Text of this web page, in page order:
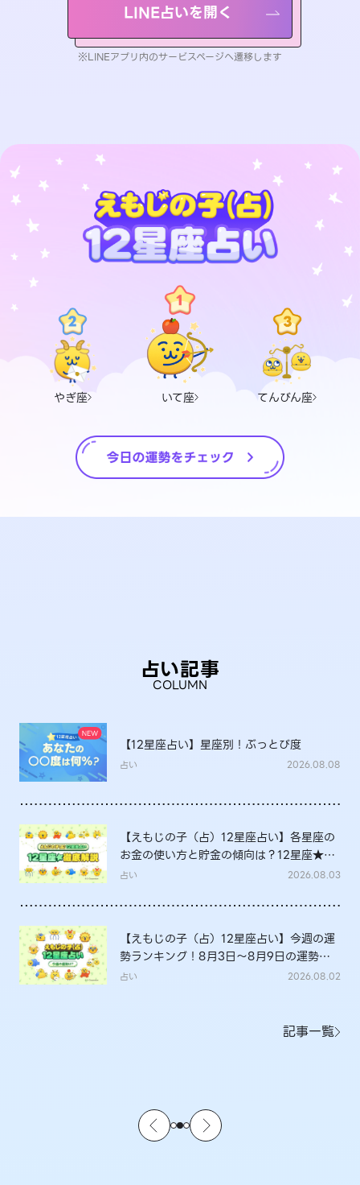
LINE占いを開く
※LINEアプリ内のサービスページへ遷移します
やぎ座 いて座 てんびん座
占い記事
COLUMN
【12星座占い】星座別！ぶっとび度
占い 2026.08.08
【えもじの子（占）12星座占い】各星座の
お金の使い方と貯金の傾向は？12星座★徹
底解説
占い 2026.08.03
【えもじの子（占）12星座占い】今週の運
勢ランキング！8月3日～8月9日の運勢
は？
占い 2026.08.02
記事一覧